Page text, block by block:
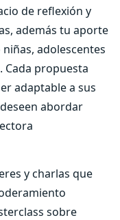
de reflexión y
además tu aporte
adolescentes
Cada propuesta
adaptable a sus
abordar
y charlas que
sobre